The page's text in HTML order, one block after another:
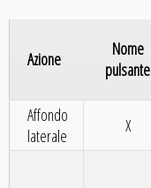
Azione
Nome
pulsante
Affondo
laterale
X